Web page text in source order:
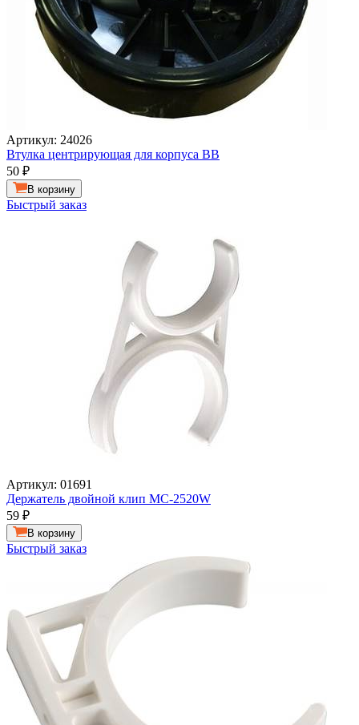
Артикул: 24026
Втулка центрирующая для корпуса ВВ
50 ₽
В корзину
Быстрый заказ
Артикул: 01691
Держатель двойной клип MC-2520W
59 ₽
В корзину
Быстрый заказ